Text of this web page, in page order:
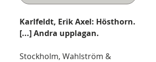
Karlfeldt, Erik Axel: Hösthorn.
[...] Andra upplagan.
Stockholm, Wahlström &